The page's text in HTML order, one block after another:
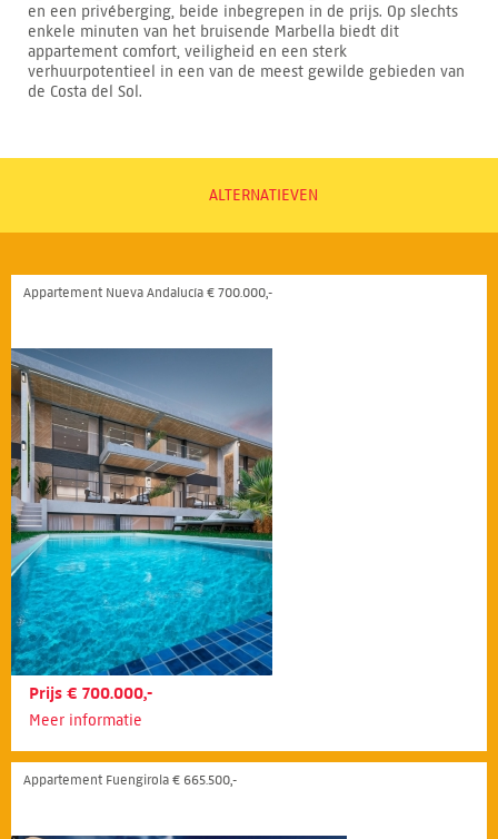
en een privéberging, beide inbegrepen in de prijs. Op slechts
enkele minuten van het bruisende Marbella biedt dit
appartement comfort, veiligheid en een sterk
verhuurpotentieel in een van de meest gewilde gebieden van
de Costa del Sol.
ALTERNATIEVEN
Appartement Nueva Andalucía € 700.000,-
Prijs € 700.000,-
Meer informatie
Appartement Fuengirola € 665.500,-